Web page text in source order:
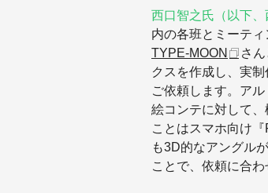
西口智之氏（以下、
内の各班とミーテ
TYPE-MOON
さん
クスを作成し、実
ご依頼します。ア
絵コンテに対して
ことはスマホ向け
も3D的なアングル
ことで、依頼に合わ